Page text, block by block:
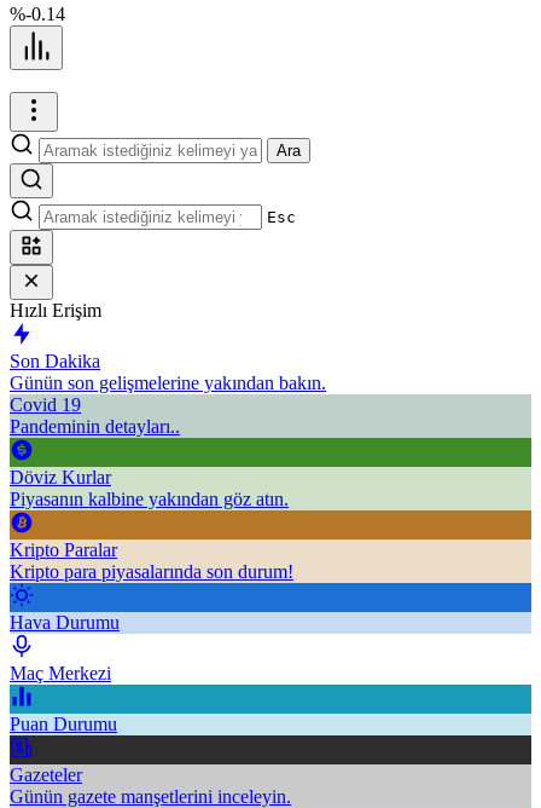
%-0.14
Ara
Esc
Hızlı Erişim
Son Dakika
Günün son gelişmelerine yakından bakın.
Covid 19
Pandeminin detayları..
Döviz Kurlar
Piyasanın kalbine yakından göz atın.
Kripto Paralar
Kripto para piyasalarında son durum!
Hava Durumu
Maç Merkezi
Puan Durumu
Gazeteler
Günün gazete manşetlerini inceleyin.